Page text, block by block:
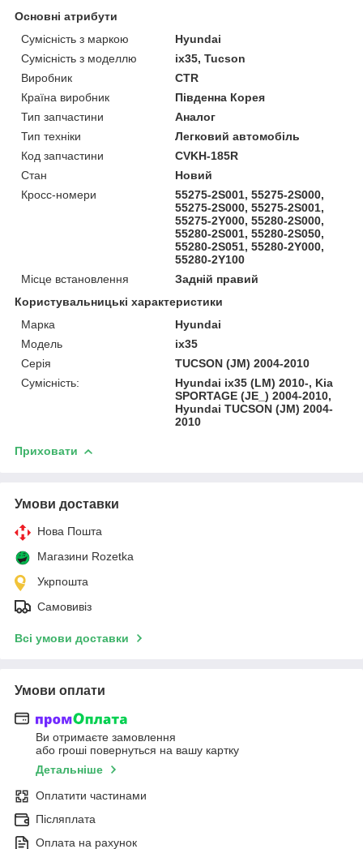
Основні атрибути
Сумісність з маркою
Hyundai
Сумісність з моделлю
ix35, Tucson
Виробник
CTR
Країна виробник
Південна Корея
Тип запчастини
Аналог
Тип техніки
Легковий автомобіль
Код запчастини
CVKH-185R
Стан
Новий
Кросс-номери
55275-2S001, 55275-2S000,
55275-2S000, 55275-2S001,
55275-2Y000, 55280-2S000,
55280-2S001, 55280-2S050,
55280-2S051, 55280-2Y000,
55280-2Y100
Місце встановлення
Задній правий
Користувальницькі характеристики
Марка
Hyundai
Модель
ix35
Серія
TUCSON (JM) 2004-2010
Сумісність:
Hyundai ix35 (LM) 2010-, Kia
SPORTAGE (JE_) 2004-2010,
Hyundai TUCSON (JM) 2004-
2010
Приховати
Умови доставки
Нова Пошта
Магазини Rozetka
Укрпошта
Самовивіз
Всі умови доставки
Умови оплати
Ви отримаєте замовлення
або гроші повернуться на вашу картку
Детальніше
Оплатити частинами
Післяплата
Оплата на рахунок